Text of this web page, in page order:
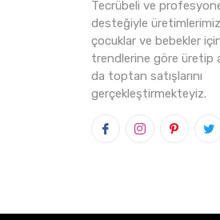
Tecrübeli ve
desteğiyle
çocuklar ve bebekler
trendlerine göre üretip
da toptan satışlarını
gerçekleştirmekteyiz.